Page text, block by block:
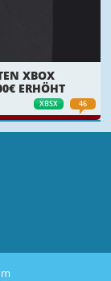
XBSX 46
XBOX
ERHÖHT